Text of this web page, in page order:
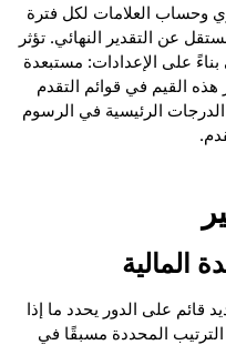
وحساب العلامات لكل فترة
عن التقدير النهائي. تؤثر
على الإعدادات: مستبعدة
القيم في قوائم التقدم
الدرجات الرئيسية في الرسوم
المالية
قائم على الدور يحدد ما إذا
المحددة مسبقًا في